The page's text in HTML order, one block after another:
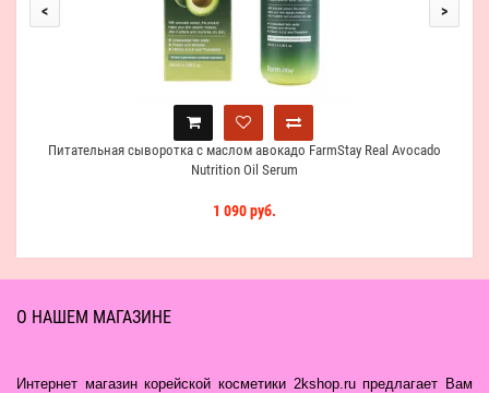
Питательная сыворотка с маслом авокадо FarmStay Real Avocado
Nutrition Oil Serum
1 090 руб.
< >
О НАШЕМ МАГАЗИНЕ
Интернет магазин корейской косметики 2kshop.ru предлагает Вам